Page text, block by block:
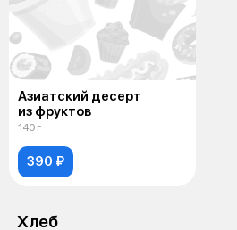
Азиатский десерт
из фруктов
140 г
390 ₽
Хлеб